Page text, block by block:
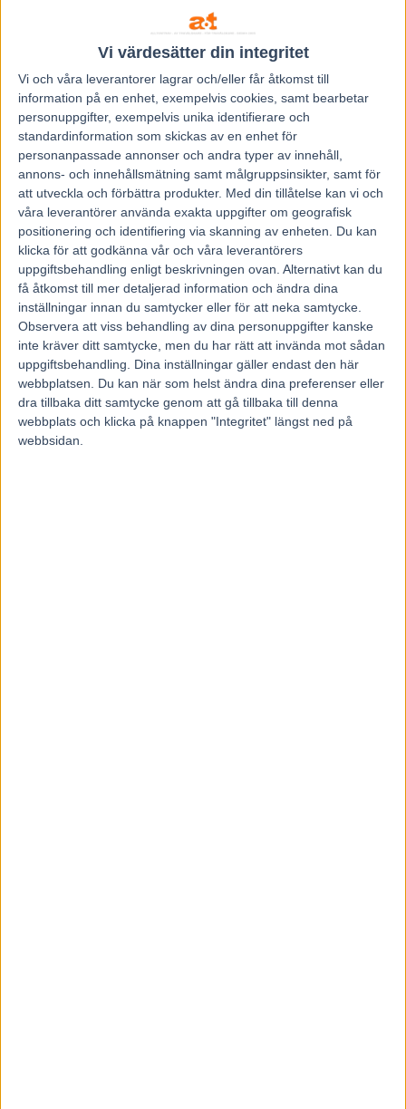
Vi värdesätter din integritet
Vi och våra leverantorer lagrar och/eller får åtkomst till
information på en enhet, exempelvis cookies, samt bearbetar
personuppgifter, exempelvis unika identifierare och
standardinformation som skickas av en enhet för
personanpassade annonser och andra typer av innehåll,
annons- och innehållsmätning samt målgruppsinsikter, samt för
att utveckla och förbättra produkter. Med din tillåtelse kan vi och
våra leverantörer använda exakta uppgifter om geografisk
positionering och identifiering via skanning av enheten. Du kan
klicka för att godkänna vår och våra leverantörers
uppgiftsbehandling enligt beskrivningen ovan. Alternativt kan du
få åtkomst till mer detaljerad information och ändra dina
inställningar innan du samtycker eller för att neka samtycke.
Observera att viss behandling av dina personuppgifter kanske
inte kräver ditt samtycke, men du har rätt att invända mot sådan
uppgiftsbehandling. Dina inställningar gäller endast den här
webbplatsen. Du kan när som helst ändra dina preferenser eller
dra tillbaka ditt samtycke genom att gå tillbaka till denna
webbplats och klicka på knappen "Integritet" längst ned på
webbsidan.
storloppen under sommar och höst.
Hästen radade upp sex raka segrar som tillsammans gav
över sju miljoner kronor innan han åkte på pumpen från
svårt utgångsläge i gulddivisionsfinalen på Solvalla i slutet
av november.
Daniel Redén deklarerade tidigt att uppladdningen inför
Prix d’Amerique denna gång kommer att ske på svensk
mark och på lördag är han en av blott sju deltagare i
gulddivisionen på Romme.
– Hästen fick ta en sväng till veterinären efter loppet
senast. Som alla elitidrottare så slits det en aning av att
tävla och vi har jobbat lite grann med ett av hans framknän,
berättar Redén som inte spikat sitt uppladdningsschema
inför sista söndagen i januari.
– Jag kan inte svara på hur många ytterligare starter det
blir inför Prix d’Amerique. Vi tar ett lopp i taget och
utvärderar. Hästen känns i alla fall väldigt fin igen och det
ska bli roligt att starta på Romme.